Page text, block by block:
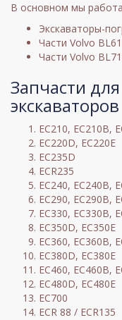
В основном мы
Экскаваторы-
Части Volvo BL61
Части Volvo BL71
Запчасти
EC210, EC210B,
EC220D, EC220E
EC235D
ECR235
EC240, EC240B,
EC290, EC290B,
EC330, EC330B,
EC350D, EC350E
EC360, EC360B,
EC380D, EC380E
EC460, EC460B,
EC480D, EC480E
EC700
ECR 88 / ECR135